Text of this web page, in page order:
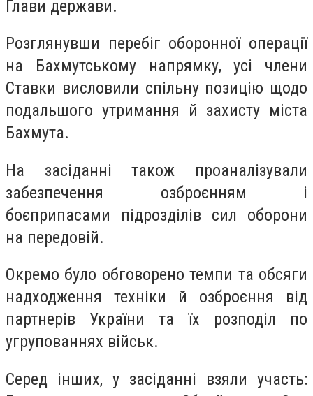
Глави держави.
Розглянувши перебіг оборонної операції
на Бахмутському напрямку, усі члени
Ставки висловили спільну позицію щодо
подальшого утримання й захисту міста
Бахмута.
На засіданні також проаналізували
забезпечення озброєнням і
боєприпасами підрозділів сил оборони
на передовій.
Окремо було обговорено темпи та обсяги
надходження техніки й озброєння від
партнерів України та їх розподіл по
угрупованнях військ.
Серед інших, у засіданні взяли участь: